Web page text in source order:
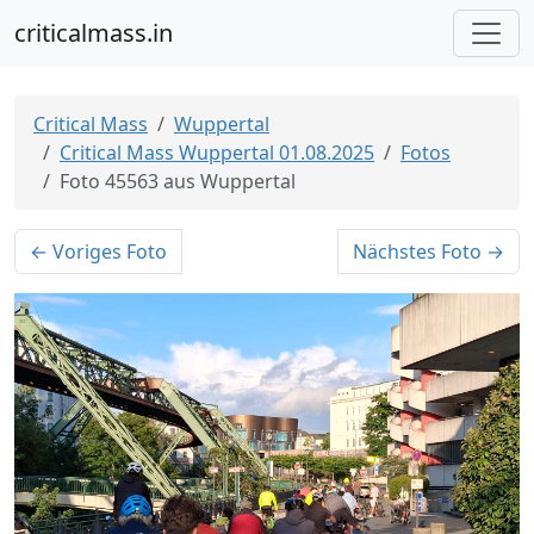
criticalmass.in
Critical Mass
Wuppertal
Critical Mass Wuppertal 01.08.2025
Fotos
Foto 45563 aus Wuppertal
← Voriges Foto Nächstes Foto →